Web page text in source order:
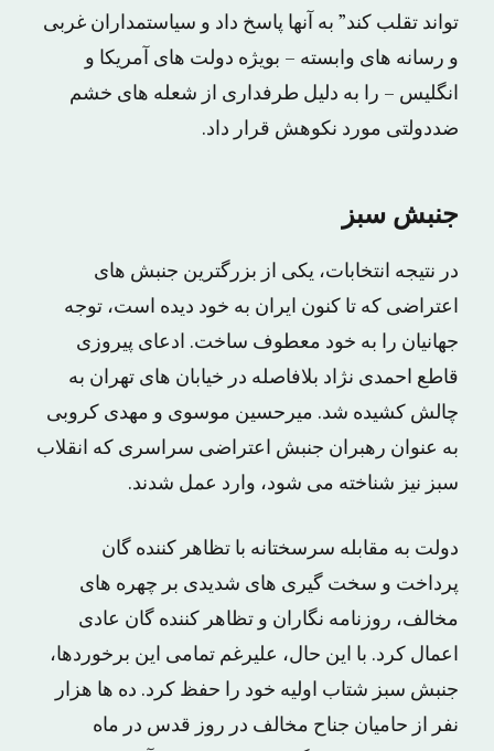
تواند تقلب کند” به آنها پاسخ داد و سیاستمداران غربی
و رسانه های وابسته – بویژه دولت های آمریکا و
انگلیس – را به دلیل طرفداری از شعله های خشم
ضددولتی مورد نکوهش قرار داد.
جنبش سبز
در نتیجه انتخابات، یکی از بزرگترین جنبش های
اعتراضی که تا کنون ایران به خود دیده است، توجه
جهانیان را به خود معطوف ساخت. ادعای پیروزی
قاطع احمدی نژاد بلافاصله در خیابان های تهران به
چالش کشیده شد. میرحسین موسوی و مهدی کروبی
به عنوان رهبران جنبش اعتراضی سراسری که انقلاب
سبز نیز شناخته می شود، وارد عمل شدند.
دولت به مقابله سرسختانه با تظاهر کننده گان
پرداخت و سخت گیری های شدیدی بر چهره های
مخالف، روزنامه نگاران و تظاهر کننده گان عادی
اعمال کرد. با این حال، علیرغم تمامی این برخوردها،
جنبش سبز شتاب اولیه خود را حفظ کرد. ده ها هزار
نفر از حامیان جناح مخالف در روز قدس در ماه